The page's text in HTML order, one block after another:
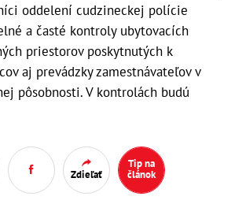
oddelení cudzineckej polície
a časté kontroly ubytovacích
priestorov poskytnutých k
aj prevádzky zamestnávateľov v
pôsobnosti. V kontrolách budú
Zdieľať
Tip na
článok